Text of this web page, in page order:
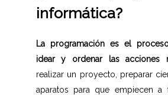
informática?
La programación es el
idear y ordenar las acciones
realizar un proyecto, preparar
aparatos para que empiecen a